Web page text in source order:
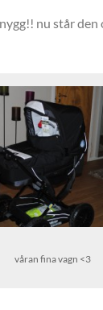
nu står
våran fina vagn <3